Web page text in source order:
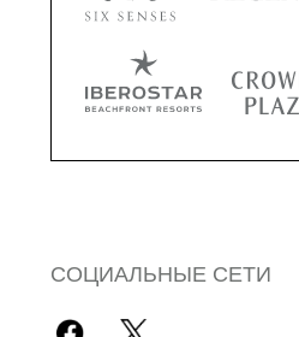
СОЦИАЛЬНЫЕ СЕТИ